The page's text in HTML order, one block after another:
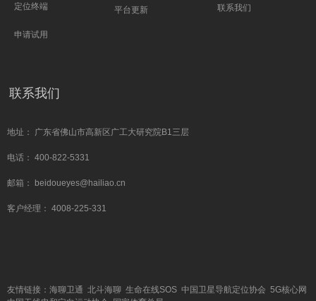
定位终端
申请试用
平台更新 联系我们
联系我们
地址： 广东省佛山市高新区广工大研究院B1三层
电话： 400-822-5331
邮箱： beidoueyes@hailiao.cn
客户经理： 4008-225-331
友情链接： 海聊卫通 北斗海聊 生命在线SOS 中国卫星导航定位协会 5G核心网